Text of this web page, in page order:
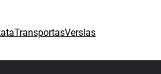
TransportasVerslas